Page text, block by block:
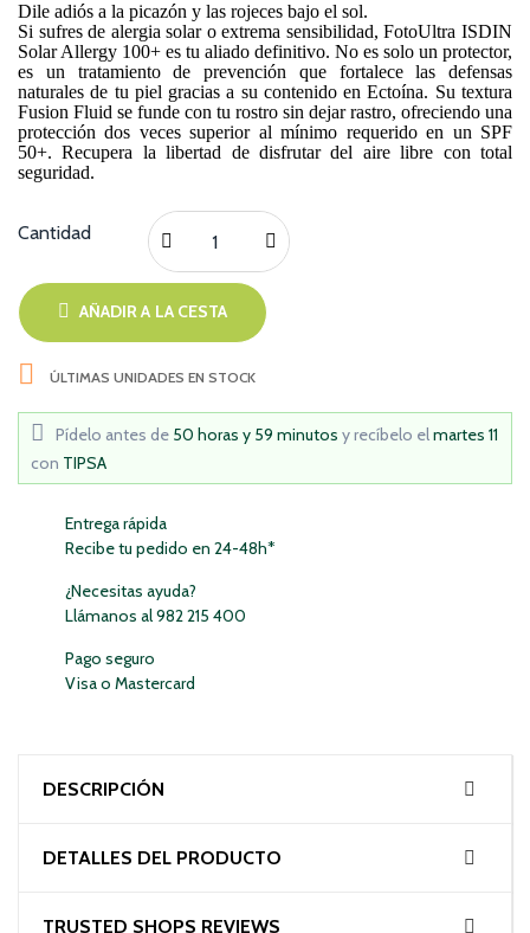
Dile adiós a la picazón y las rojeces bajo el sol.
Si sufres de alergia solar o extrema sensibilidad, FotoUltra ISDIN
Solar Allergy 100+ es tu aliado definitivo. No es solo un protector,
es un tratamiento de prevención que fortalece las defensas
naturales de tu piel gracias a su contenido en Ectoína. Su textura
Fusion Fluid se funde con tu rostro sin dejar rastro, ofreciendo una
protección dos veces superior al mínimo requerido en un SPF
50+. Recupera la libertad de disfrutar del aire libre con total
seguridad.
Cantidad
AÑADIR A LA CESTA
 ÚLTIMAS UNIDADES EN STOCK
Pídelo antes de 50 horas y 59 minutos y recíbelo elmartes 11
con TIPSA
Entrega rápida
Recibe tu pedido en 24-48h*
¿Necesitas ayuda?
Llámanos al 982 215 400
Pago seguro
Visa o Mastercard
DESCRIPCIÓN
DETALLES DEL PRODUCTO
TRUSTED SHOPS REVIEWS